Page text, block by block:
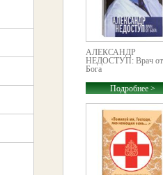
АЛЕКСАНДР
НЕДОСТУП: Врач от
Бога
Подробнее >